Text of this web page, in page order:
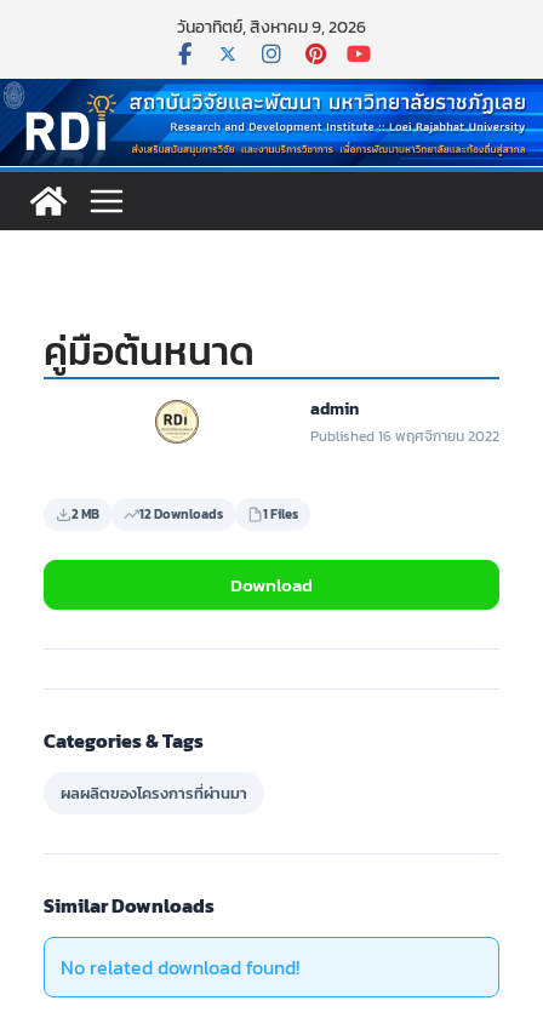
content
วันอาทิตย์, สิงหาคม 9, 2026
คู่มือต้นหนาด
admin
Published 16 พฤศจิกายน 2022
2 MB 12 Downloads 1 Files
Download
Categories & Tags
ผลผลิตของโครงการที่ผ่านมา
Similar Downloads
No related download found!